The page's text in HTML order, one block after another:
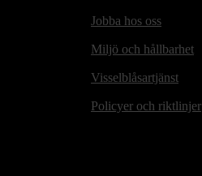
Jobba hos oss
Miljö och hållbarhet
Visselblåsartjänst
Policyer och riktlinjer